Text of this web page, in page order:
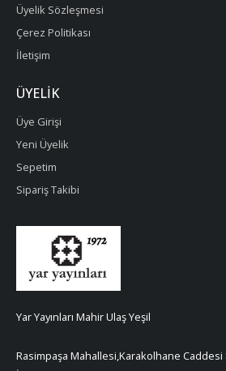
Üyelik Sözleşmesi
Çerez Politikası
İletişim
ÜYELIK
Üye Girişi
Yeni Üyelik
Sepetim
Sipariş Takibi
Yar Yayınları Mahir Ulaş Yeşil
Rasimpaşa Mahallesi,Karakolhane Caddesi